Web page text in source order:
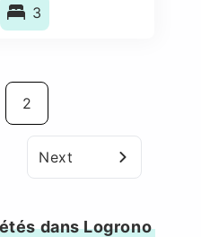
3
2
Next
dans Logrono